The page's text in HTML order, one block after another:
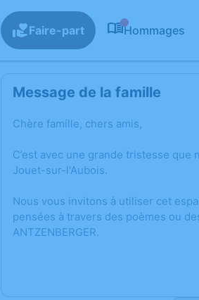
Faire-part Hommages
Message de la famille
Chère famille, chers amis,
C’est avec une grande tristesse que
Jouet-sur-l'Aubois.
Nous vous invitons à utiliser cet
pensées à travers des poèmes ou
ANTZENBERGER.